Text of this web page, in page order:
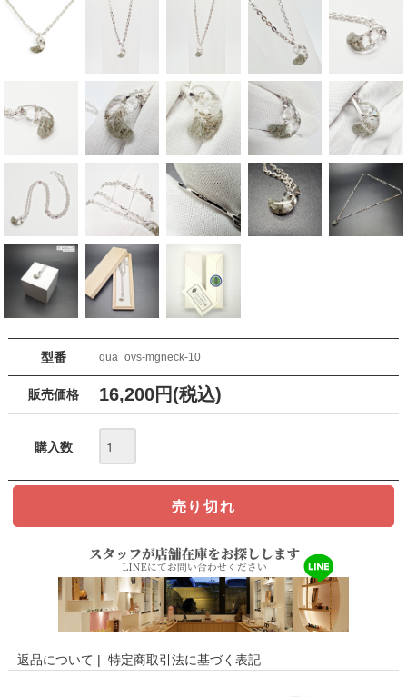
型番 qua_ovs-mgneck-10
販売価格 16,200円(税込)
購入数
返品について | 特定商取引法に基づく表記